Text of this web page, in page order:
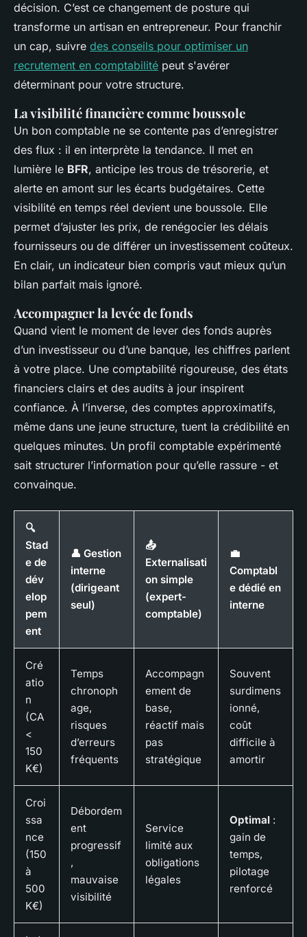
décision. C’est ce changement de posture qui
transforme un artisan en entrepreneur. Pour franchir
un cap, suivre des conseils pour optimiser un
recrutement en comptabilité peut s'avérer
déterminant pour votre structure.
La visibilité financière comme boussole
Un bon comptable ne se contente pas d’enregistrer
des flux : il en interprète la tendance. Il met en
lumière le BFR, anticipe les trous de trésorerie, et
alerte en amont sur les écarts budgétaires. Cette
visibilité en temps réel devient une boussole. Elle
permet d’ajuster les prix, de renégocier les délais
fournisseurs ou de différer un investissement coûteux.
En clair, un indicateur bien compris vaut mieux qu’un
bilan parfait mais ignoré.
Accompagner la levée de fonds
Quand vient le moment de lever des fonds auprès
d’un investisseur ou d’une banque, les chiffres parlent
à votre place. Une comptabilité rigoureuse, des états
financiers clairs et des audits à jour inspirent
confiance. À l’inverse, des comptes approximatifs,
même dans une jeune structure, tuent la crédibilité en
quelques minutes. Un profil comptable expérimenté
sait structurer l’information pour qu’elle rassure - et
convainque.
🔍
Stad
e de
dév
elop
pem
ent
👤 Gestion
interne
(dirigeant
seul)
📤
Externalisati
on simple
(expert-
comptable)
💼
Comptabl
e dédié en
interne
Cré
atio
n
(CA
<
150
K€)
Temps
chronoph
age,
risques
d’erreurs
fréquents
Accompagn
ement de
base,
réactif mais
pas
stratégique
Souvent
surdimens
ionné,
coût
difficile à
amortir
Croi
ssa
nce
(150
à
500
K€)
Débordem
ent
progressif
,
mauvaise
visibilité
Service
limité aux
obligations
légales
Optimal :
gain de
temps,
pilotage
renforcé